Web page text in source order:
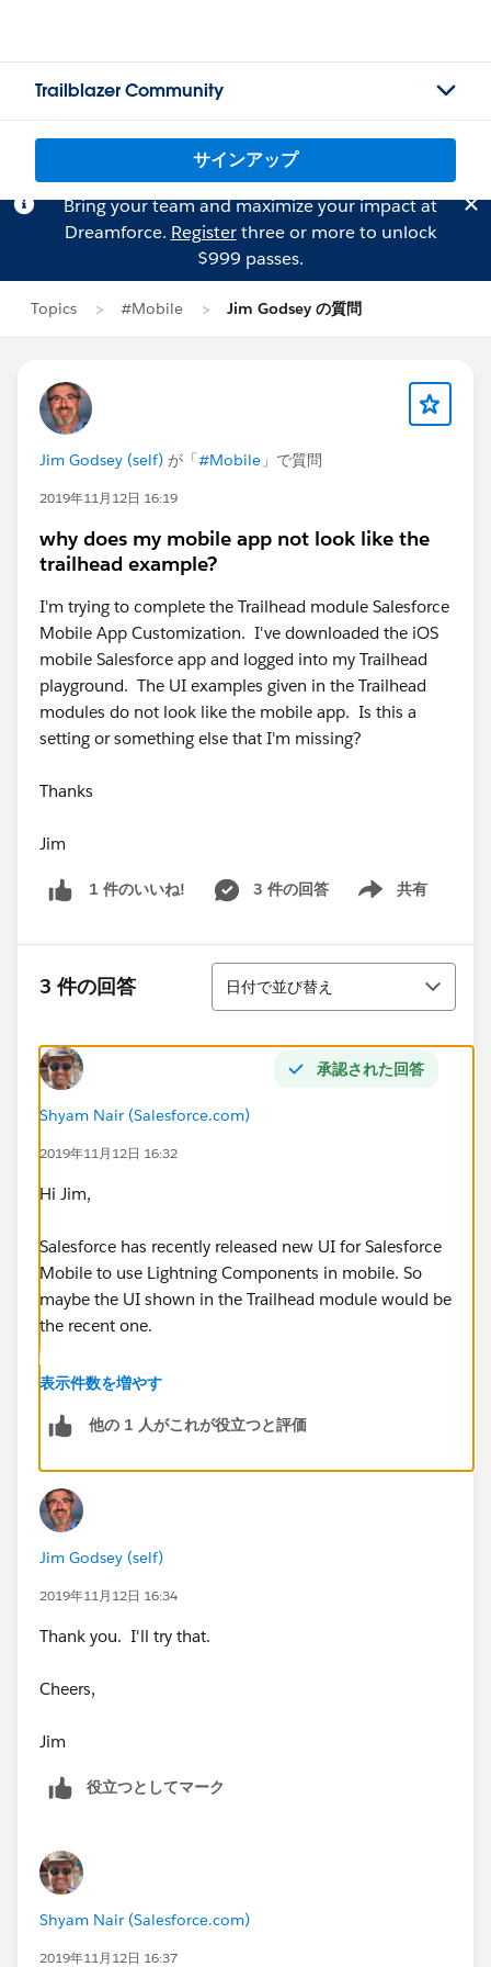
Trailblazer Community
サインアップ
Bring your team and maximize your impact at
Dreamforce. Registerthree or more to unlock
$999 passes.
Topics #Mobile Jim Godsey の質問
Jim Godsey (self) が「#Mobile 」で質問
2019年11月12日 16:19
why does my mobile app not look like the
trailhead example?
I'm trying to complete the Trailhead module Salesforce
Mobile App Customization. I've downloaded the iOS
mobile Salesforce app and logged into my Trailhead
playground. The UI examples given in the Trailhead
modules do not look like the mobile app. Is this a
setting or something else that I'm missing?
Thanks
Jim
1 件のいいね! 3 件の回答 共有
Show menu
3 件の回答
並び替え
日付で並び替え
承認された回答
Shyam Nair (Salesforce.com)
2019年11月12日 16:32
Hi Jim,
Salesforce has recently released new UI for Salesforce
Mobile to use Lightning Components in mobile. So
maybe the UI shown in the Trailhead module would be
the recent one.
To use the New Salesforce Mobile App, enable it for
module:
https://trailhead.salesforce.com/en/content/learn/m
odules/lightning-experience-for-salesforce-mobile-app
Regards,
表示件数を増やす
他の 1 人がこれが役立つと評価
Jim Godsey (self)
2019年11月12日 16:34
Thank you. I'll try that.
Cheers,
Jim
役立つとしてマーク
Shyam Nair (Salesforce.com)
2019年11月12日 16:37